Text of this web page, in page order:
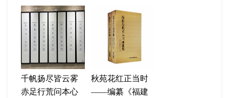
千帆扬尽皆云雾
赤足行荒问本心
秋苑花红正当时
——编纂《福建